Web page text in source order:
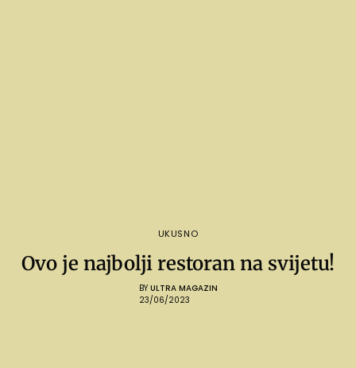
UKUSNO
Ovo je najbolji restoran na svijetu!
BY ULTRA MAGAZIN
23/06/2023